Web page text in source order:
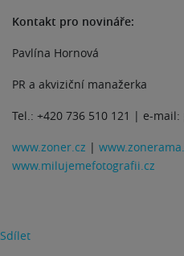
Kontakt pro novináře:
Pavlína Hornová
PR a akviziční manažerka
Tel.: +420 736 510 121 | e-
www.zoner.cz |
www.milujemefotografii.cz
Sdílet